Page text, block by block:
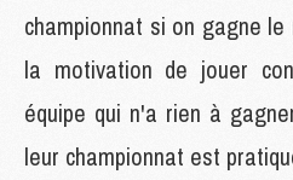
championnat si on gagne
la motivation de jouer
équipe qui n'a rien à
leur championnat est